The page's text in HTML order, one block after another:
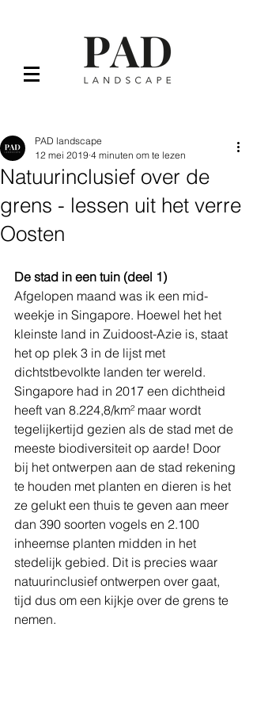
Natuurinclusief over de
grens - lessen uit het verre
Oosten
PAD landscape
12 mei 2019 4 minuten om te lezen
De stad in een tuin (deel 1)
Afgelopen maand was ik een mid-
weekje in Singapore. Hoewel het het
kleinste land in Zuidoost-Azie is, staat
het op plek 3 in de lijst met
dichtstbevolkte landen ter wereld.
Singapore had in 2017 een dichtheid
heeft van 8.224,8/km² maar wordt
tegelijkertijd gezien als de stad met de
meeste biodiversiteit op aarde! Door
bij het ontwerpen aan de stad rekening
te houden met planten en dieren is het
ze gelukt een thuis te geven aan meer
dan 390 soorten vogels en 2.100
inheemse planten midden in het
stedelijk gebied. Dit is precies waar
natuurinclusief ontwerpen over gaat,
tijd dus om een kijkje over de grens te
nemen.